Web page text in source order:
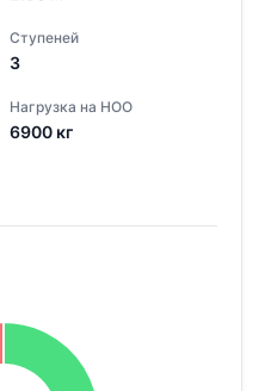
Ступеней
3
Нагрузка на НОО
6900 кг